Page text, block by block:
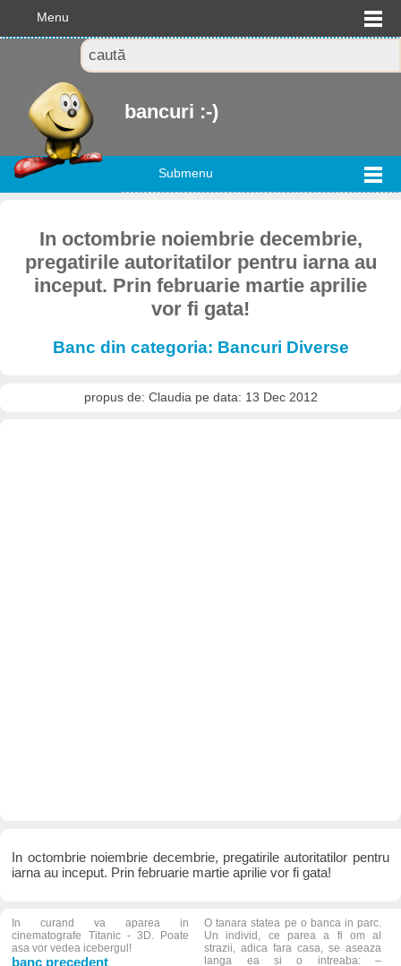
Menu
bancuri :-)
Submenu
In octombrie noiembrie decembrie,
pregatirile autoritatilor pentru iarna au
inceput. Prin februarie martie aprilie
vor fi gata!
Banc din categoria: Bancuri Diverse
propus de: Claudia pe data: 13 Dec 2012
In octombrie noiembrie decembrie, pregatirile autoritatilor pentru
iarna au inceput. Prin februarie martie aprilie vor fi gata!
In curand va aparea in
cinematografe Titanic - 3D. Poate
asa vor vedea icebergul!
banc precedent
O tanara statea pe o banca in parc.
Un individ, ce parea a fi om al
strazii, adica fara casa, se aseaza
langa ea si o intreaba: –